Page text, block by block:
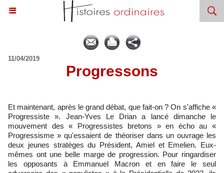
11/04/2019
​Progressons
Et maintenant, après le grand débat, que fait-on ? On s'affiche «
Progressiste ». Jean-Yves Le Drian a lancé dimanche le
mouvement des « Progressistes bretons » en écho au «
Progressisme » qu'essaient de théoriser dans un ouvrage les
deux jeunes stratèges du Président, Amiel et Emelien. Eux-
mêmes ont une belle marge de progression. Pour ringardiser
les opposants à Emmanuel Macron et en faire le seul